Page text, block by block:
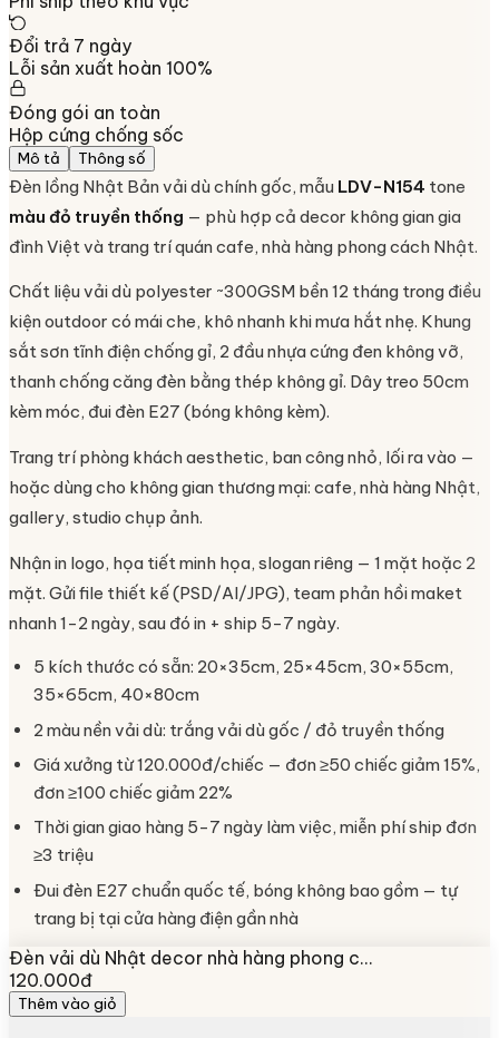
Đổi trả 7 ngày
Lỗi sản xuất hoàn 100%
Đóng gói an toàn
Hộp cứng chống sốc
Mô tả Thông số
Đèn lồng Nhật Bản vải dù chính gốc, mẫu LDV-N154 tone
màu đỏ truyền thống — phù hợp cả decor không gian gia
đình Việt và trang trí quán cafe, nhà hàng phong cách Nhật.
Chất liệu vải dù polyester ~300GSM bền 12 tháng trong điều
kiện outdoor có mái che, khô nhanh khi mưa hắt nhẹ. Khung
sắt sơn tĩnh điện chống gỉ, 2 đầu nhựa cứng đen không vỡ,
thanh chống căng đèn bằng thép không gỉ. Dây treo 50cm
kèm móc, đui đèn E27 (bóng không kèm).
Trang trí phòng khách aesthetic, ban công nhỏ, lối ra vào —
hoặc dùng cho không gian thương mại: cafe, nhà hàng Nhật,
gallery, studio chụp ảnh.
Nhận in logo, họa tiết minh họa, slogan riêng — 1 mặt hoặc 2
mặt. Gửi file thiết kế (PSD/AI/JPG), team phản hồi maket
nhanh 1-2 ngày, sau đó in + ship 5-7 ngày.
5 kích thước có sẵn: 20×35cm, 25×45cm, 30×55cm,
35×65cm, 40×80cm
2 màu nền vải dù: trắng vải dù gốc / đỏ truyền thống
Giá xưởng từ 120.000đ/chiếc — đơn ≥50 chiếc giảm 15%,
đơn ≥100 chiếc giảm 22%
Thời gian giao hàng 5-7 ngày làm việc, miễn phí ship đơn
≥3 triệu
Đui đèn E27 chuẩn quốc tế, bóng không bao gồm — tự
trang bị tại cửa hàng điện gần nhà
Đèn vải dù Nhật decor nhà hàng phong c…
120.000đ
Thêm vào giỏ